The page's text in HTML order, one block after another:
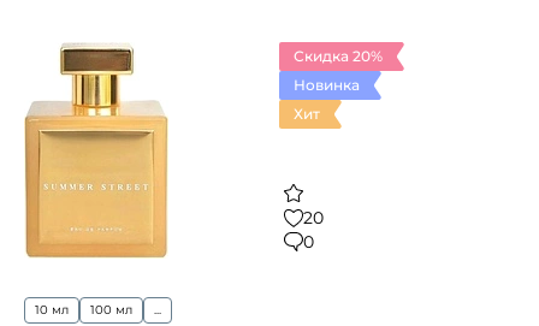
Скидка 20%
Новинка
Хит
20
0
10 мл 100 мл ...